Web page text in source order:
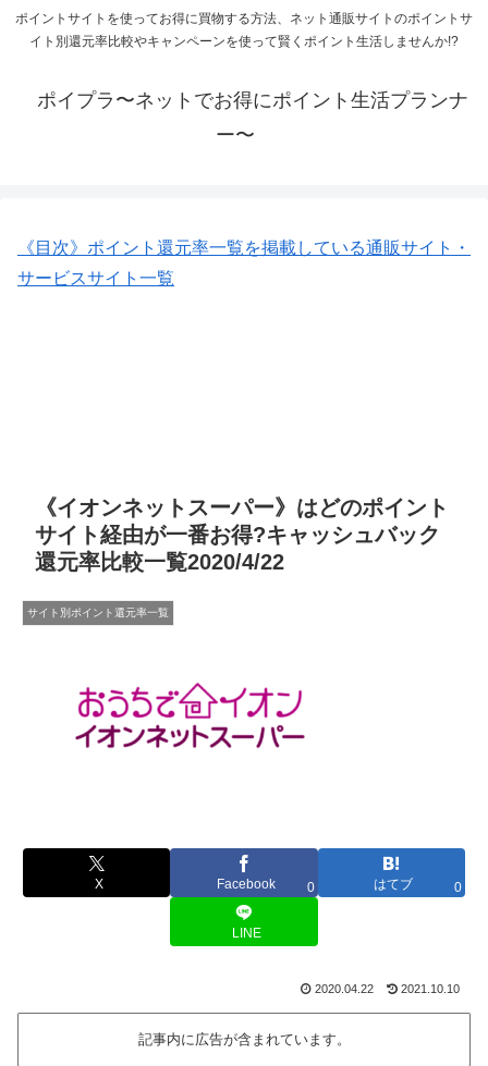
ポイントサイトを使ってお得に買物する方法、ネット通販サイトのポイントサ
イト別還元率比較やキャンペーンを使って賢くポイント生活しませんか!?
ポイプラ〜ネットでお得にポイント生活プランナ
ー〜
《目次》ポイント還元率一覧を掲載している通販サイト・
サービスサイト一覧
《イオンネットスーパー》はどのポイント
サイト経由が一番お得?キャッシュバック
還元率比較一覧2020/4/22
サイト別ポイント還元率一覧
X Facebook 0 はてブ 0
LINE
2020.04.22 2021.10.10
記事内に広告が含まれています。